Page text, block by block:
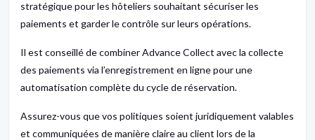
stratégique pour les hôteliers souhaitant sécuriser les
paiements et garder le contrôle sur leurs opérations.
Il est conseillé de combiner Advance Collect avec la collecte
des paiements via l’enregistrement en ligne pour une
automatisation complète du cycle de réservation.
Assurez-vous que vos politiques soient juridiquement valables
et communiquées de manière claire au client lors de la